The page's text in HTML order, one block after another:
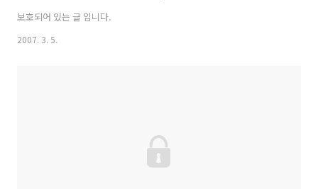
보호되어 있는 글 입니다.
2007. 3. 5.